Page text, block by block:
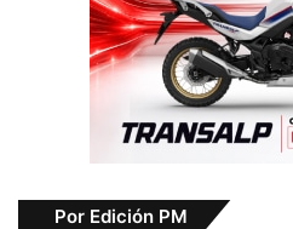
Por Edición PM